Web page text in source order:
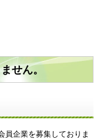
せん。
企業を募集しておりま